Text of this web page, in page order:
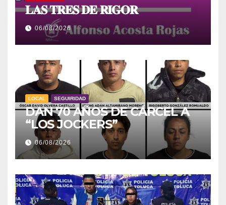
𝐋𝐀𝐒 𝐓𝐑𝐄𝐒 𝐃𝐄 𝐑𝐈𝐆𝐎𝐑
06/08/2026
LOCAL SEGUIRIDAD
DAN 70 AÑOS DE CÁRCEL A
“LOS JOCKERS”
06/08/2026